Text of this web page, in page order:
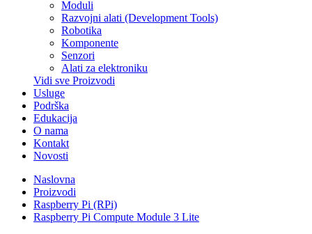
Moduli
Razvojni alati (Development Tools)
Robotika
Komponente
Senzori
Alati za elektroniku
Vidi sve Proizvodi
Usluge
Podrška
Edukacija
O nama
Kontakt
Novosti
Naslovna
Proizvodi
Raspberry Pi (RPi)
Raspberry Pi Compute Module 3 Lite